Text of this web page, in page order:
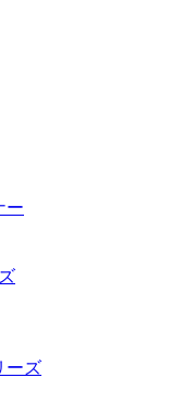
ー
ーズ